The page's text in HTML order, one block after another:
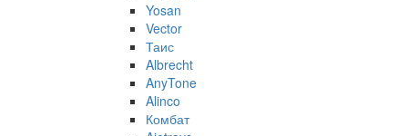
Yosan
Vector
Таис
Albrecht
AnyTone
Alinco
Комбат